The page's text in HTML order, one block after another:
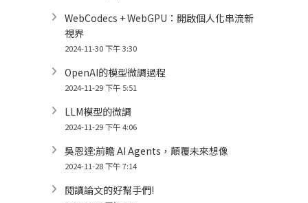
WebCodecs + WebGPU：開啟個人化串流新
視界
2024-11-30 下午 3:30
OpenAI的模型微調過程
2024-11-29 下午 5:51
LLM模型的微調
2024-11-29 下午 4:06
吳恩達:前瞻 AI Agents，顛覆未來想像
2024-11-28 下午 7:14
閱讀論文的好幫手們!